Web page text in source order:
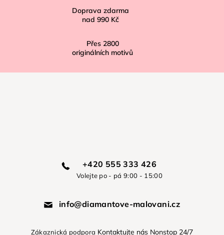
Doprava zdarma
nad 990 Kč
Přes 2800
originálních motivů
+420 555 333 426
Volejte po - pá 9:00 - 15:00
info@diamantove-malovani.cz
Zákaznická podpora Kontaktujte nás Nonstop 24/7